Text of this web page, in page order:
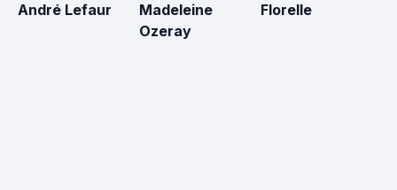
André Lefaur
Madeleine
Ozeray
Florelle